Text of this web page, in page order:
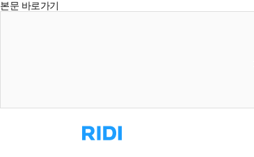
본문 바로가기
리
디